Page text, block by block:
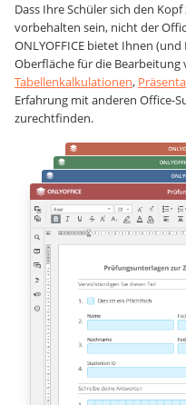
Dass Ihre Schüler sich den
vorbehalten sein, nicht der
ONLYOFFICE bietet Ihnen
Oberfläche für die Bearbeitung
Tabellenkalkulationen,
Erfahrung mit anderen Office-
zurechtfinden.